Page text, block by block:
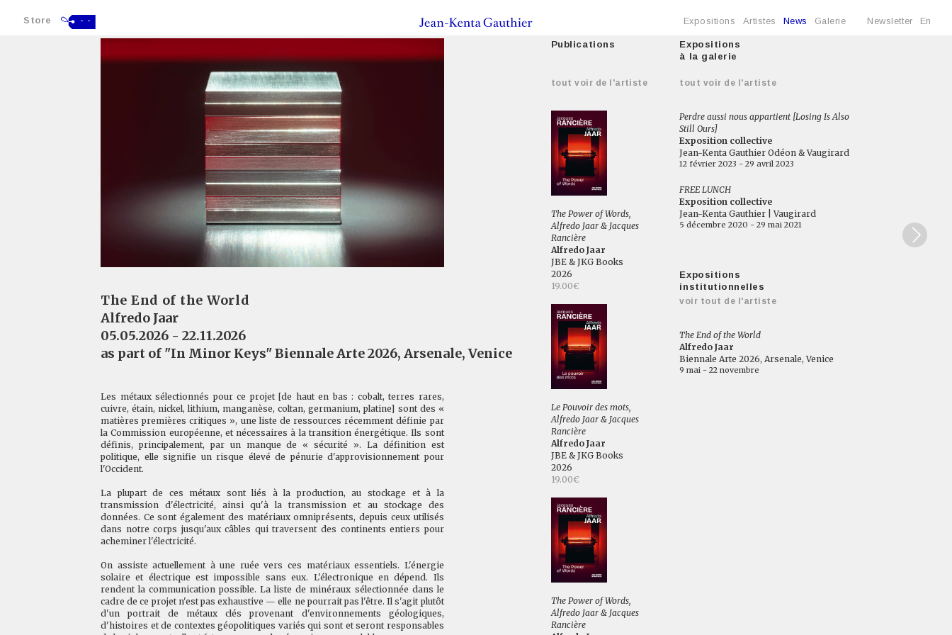
Store - - Expositions Artistes News Galerie Newsletter En
The End of the World
Alfredo Jaar
05.05.2026 - 22.11.2026
as part of "In Minor Keys" Biennale Arte 2026, Arsenale, Venice
Les métaux sélectionnés pour ce projet [de haut en bas : cobalt, terres rares,
cuivre, étain, nickel, lithium, manganèse, coltan, germanium, platine] sont des «
matières premières critiques », une liste de ressources récemment définie par
la Commission européenne, et nécessaires à la transition énergétique. Ils sont
définis, principalement, par un manque de « sécurité ». La définition est
politique, elle signifie un risque élevé de pénurie d'approvisionnement pour
l'Occident.
La plupart de ces métaux sont liés à la production, au stockage et à la
transmission d'électricité, ainsi qu'à la transmission et au stockage des
données. Ce sont également des matériaux omniprésents, depuis ceux utilisés
dans notre corps jusqu'aux câbles qui traversent des continents entiers pour
acheminer l'électricité.
On assiste actuellement à une ruée vers ces matériaux essentiels. L'énergie
solaire et électrique est impossible sans eux. L'électronique en dépend. Ils
rendent la communication possible. La liste de minéraux sélectionnée dans le
cadre de ce projet n'est pas exhaustive — elle ne pourrait pas l'être. Il s'agit plutôt
d'un portrait de métaux clés provenant d'environnements géologiques,
d'histoires et de contextes géopolitiques variés qui sont et seront responsables
Publications
tout voir de l'artiste
The Power of Words,
Alfredo Jaar & Jacques
Rancière
Alfredo Jaar
JBE & JKG Books
2026
19.00€
Le Pouvoir des mots,
Alfredo Jaar & Jacques
Rancière
Alfredo Jaar
JBE & JKG Books
2026
19.00€
The Power of Words,
Alfredo Jaar & Jacques
Rancière
Expositions
à la galerie
tout voir de l'artiste
Perdre aussi nous appartient [Losing Is Also
Still Ours]
Exposition collective
Jean-Kenta Gauthier Odéon & Vaugirard
12 février 2023 - 29 avril 2023
FREE LUNCH
Exposition collective
Jean-Kenta Gauthier | Vaugirard
5 décembre 2020 - 29 mai 2021
Expositions
institutionnelles
voir tout de l'artiste
The End of the World
Alfredo Jaar
Biennale Arte 2026, Arsenale, Venice
9 mai - 22 novembre